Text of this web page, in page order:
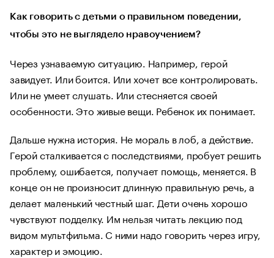
Как говорить с детьми о правильном поведении,
чтобы это не выглядело нравоучением?
Через узнаваемую ситуацию. Например, герой
завидует. Или боится. Или хочет все контролировать.
Или не умеет слушать. Или стесняется своей
особенности. Это живые вещи. Ребенок их понимает.
Дальше нужна история. Не мораль в лоб, а действие.
Герой сталкивается с последствиями, пробует решить
проблему, ошибается, получает помощь, меняется. В
конце он не произносит длинную правильную речь, а
делает маленький честный шаг. Дети очень хорошо
чувствуют подделку. Им нельзя читать лекцию под
видом мультфильма. С ними надо говорить через игру,
характер и эмоцию.